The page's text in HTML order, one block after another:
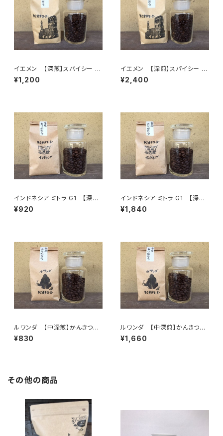
イエメン 【深煎】スパイシー 10
0ｇ/袋
¥1,200
イエメン 【深煎】スパイシー 2
00ｇ/袋
¥2,400
インドネシア ミトラ G1 【深煎】
エキゾチック 100g/袋
¥920
インドネシア ミトラ G1 【深煎】
エキゾチック 200g/袋
¥1,840
ルワンダ 【中深煎】かんきつ類
のかほり 100g/袋
¥830
ルワンダ 【中深煎】かんきつ類
のかほり 200g/袋
¥1,660
その他の商品